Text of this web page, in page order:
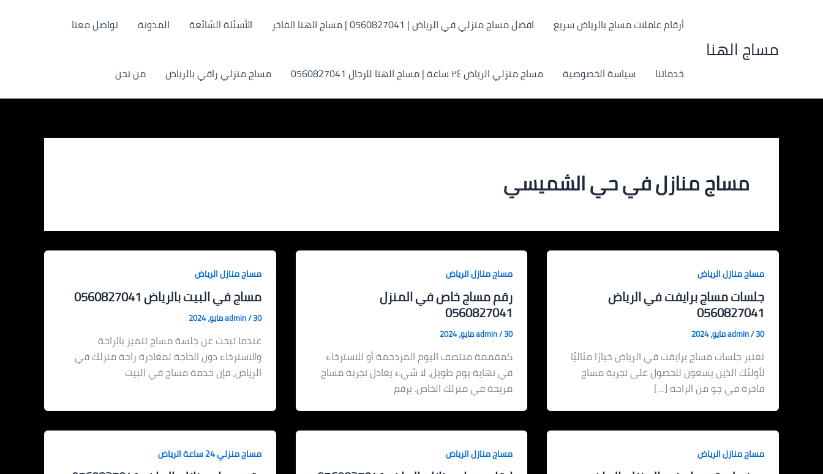
مساج الهنا
أرقام عاملات مساج بالرياض سريع افضل مساج منزلي في الرياض | 0560827041 | مساج الهنا الفاخر الأسئلة الشائعة المدونة تواصل معنا
خدماتنا سياسة الخصوصية مساج منزلي الرياض ٢٤ ساعة | مساج الهنا للرجال 0560827041 مساج منزلي راقي بالرياض من نحن
مساج منازل في حي الشميسي
مساج منازل الرياض
جلسات مساج برايفت في الرياض
0560827041
admin/30 مايو، 2024
تعتبر جلسات مساج برايفت في الرياض خيارًا مثاليًا
لأولئك الذين يسعون للحصول على تجربة مساج
فاخرة في جو من الراحة […]
مساج منازل الرياض
رقم مساج خاص في المنزل
0560827041
admin/30 مايو، 2024
كمقممة منتصف اليوم المزدحمة أو للاسترخاء
في نهاية يوم طويل، لا شيء يعادل تجربة مساج
مريحة في منزلك الخاص. برقم
مساج منازل الرياض
مساج في البيت بالرياض 0560827041
admin/30 مايو، 2024
عندما تبحث عن جلسة مساج تتميز بالراحة
والاسترخاء دون الحاجة لمغادرة راحة منزلك في
الرياض، فإن خدمة مساج في البيت
مساج منازل الرياض مساج منازل الرياض مساج منزلي 24 ساعة الرياض